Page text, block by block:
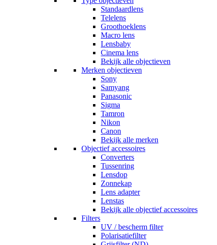
Standaardlens
Telelens
Groothoeklens
Macro lens
Lensbaby
Cinema lens
Bekijk alle objectieven
Merken objectieven
Sony
Samyang
Panasonic
Sigma
Tamron
Nikon
Canon
Bekijk alle merken
Objectief accessoires
Converters
Tussenring
Lensdop
Zonnekap
Lens adapter
Lenstas
Bekijk alle objectief accessoires
Filters
UV / bescherm filter
Polarisatiefilter